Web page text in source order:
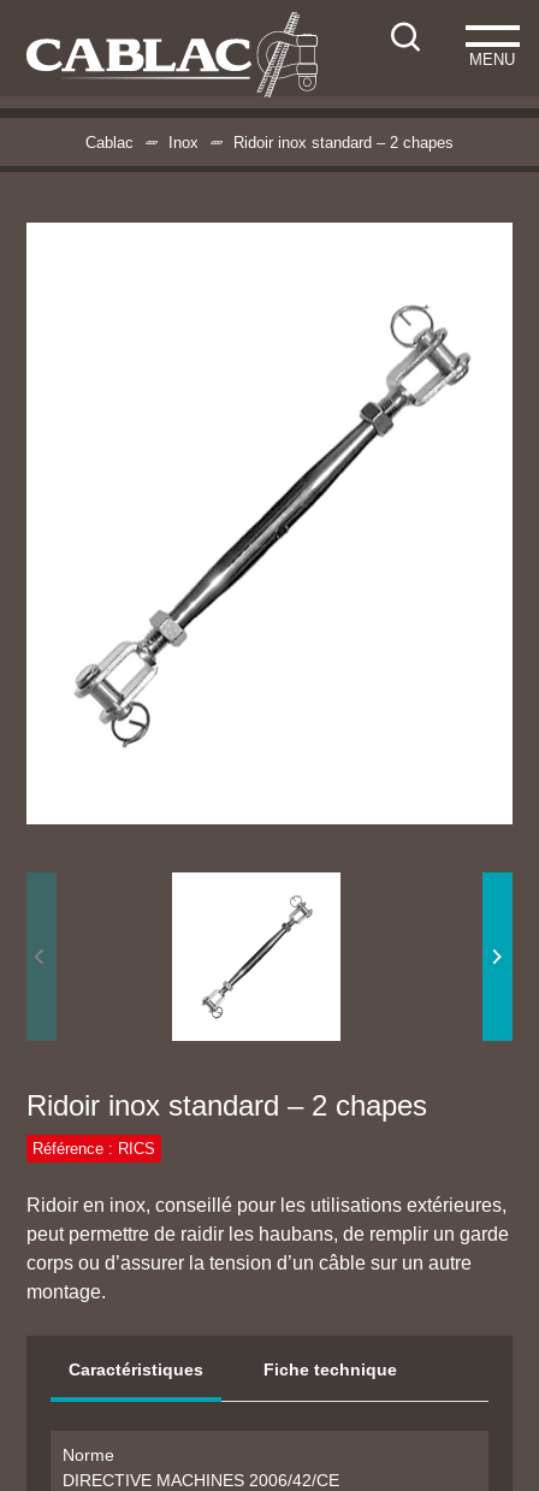
MENU
Cablac Inox Ridoir inox standard – 2 chapes
Ridoir inox standard – 2 chapes
Référence : RICS
Ridoir en inox, conseillé pour les utilisations extérieures,
peut permettre de raidir les haubans, de remplir un garde
corps ou d’assurer la tension d’un câble sur un autre
montage.
Caractéristiques Fiche technique
Norme
DIRECTIVE MACHINES 2006/42/CE